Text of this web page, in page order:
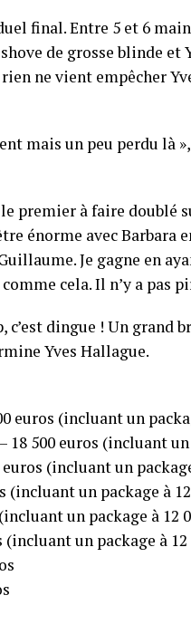
final. Entre 5 et 6
de grosse blinde et
ne vient empêcher
mais un peu perdu là
premier à faire doublé
énorme avec Barbara
Je gagne en
cela. Il n’y a pas
c’est dingue ! Un
Yves Hallague.
euros (incluant un
500 euros (incluant un
(incluant un
(incluant un package à
un package à 12
(incluant un package à